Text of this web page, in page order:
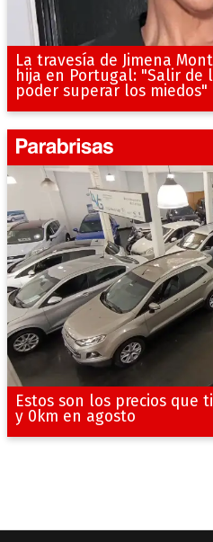
La travesía de Jimena
hija en Portugal: "Salir de
poder superar los miedos"
Estos son los precios que
y 0km en agosto